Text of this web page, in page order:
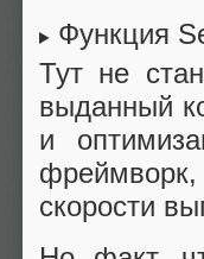
Функция
Тут не
выданный
и
скорости